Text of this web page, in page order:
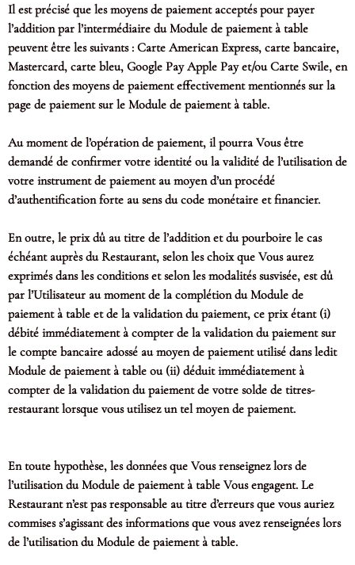
Il est précisé que les moyens de paiement acceptés pour payer
l’addition par l’intermédiaire du Module de paiement à table
peuvent être les suivants : Carte American Express, carte bancaire,
Mastercard, carte bleu, Google Pay Apple Pay et/ou Carte Swile, en
fonction des moyens de paiement effectivement mentionnés sur la
page de paiement sur le Module de paiement à table.
Au moment de l’opération de paiement, il pourra Vous être
demandé de confirmer votre identité ou la validité de l’utilisation de
votre instrument de paiement au moyen d’un procédé
d’authentification forte au sens du code monétaire et financier.
En outre, le prix dû au titre de l’addition et du pourboire le cas
échéant auprès du Restaurant, selon les choix que Vous aurez
exprimés dans les conditions et selon les modalités susvisée, est dû
par l’Utilisateur au moment de la complétion du Module de
paiement à table et de la validation du paiement, ce prix étant (i)
débité immédiatement à compter de la validation du paiement sur
le compte bancaire adossé au moyen de paiement utilisé dans ledit
Module de paiement à table ou (ii) déduit immédiatement à
compter de la validation du paiement de votre solde de titres-
restaurant lorsque vous utilisez un tel moyen de paiement.
En toute hypothèse, les données que Vous renseignez lors de
l’utilisation du Module de paiement à table Vous engagent. Le
Restaurant n’est pas responsable au titre d’erreurs que vous auriez
commises s’agissant des informations que vous avez renseignées lors
de l’utilisation du Module de paiement à table.